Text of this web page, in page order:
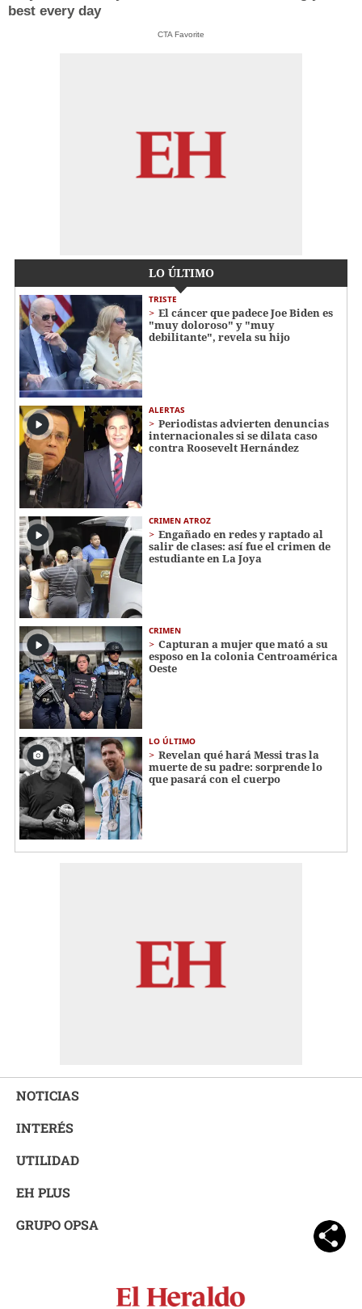
best every day
CTA Favorite
LO ÚLTIMO
TRISTE
El cáncer que padece Joe Biden es
"muy doloroso" y "muy
debilitante", revela su hijo
ALERTAS
Periodistas advierten denuncias
internacionales si se dilata caso
contra Roosevelt Hernández
CRIMEN ATROZ
Engañado en redes y raptado al
salir de clases: así fue el crimen de
estudiante en La Joya
CRIMEN
Capturan a mujer que mató a su
esposo en la colonia Centroamérica
Oeste
LO ÚLTIMO
Revelan qué hará Messi tras la
muerte de su padre: sorprende lo
que pasará con el cuerpo
NOTICIAS
INTERÉS
UTILIDAD
EH PLUS
GRUPO OPSA